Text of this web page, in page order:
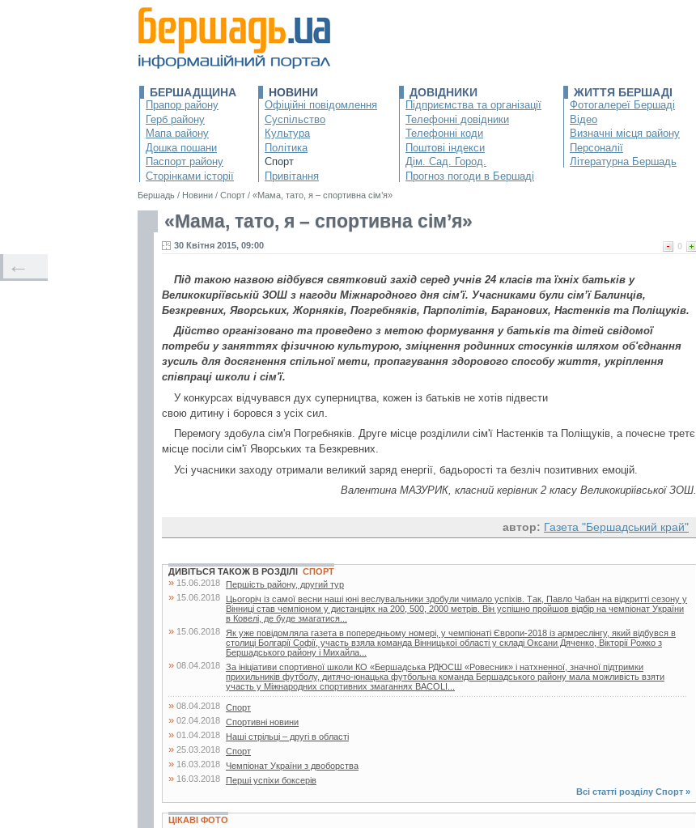
БЕРШАДЩИНА
Прапор району
Герб району
Мапа району
Дошка пошани
Паспорт району
Сторінками історії
НОВИНИ
Офіційні повідомлення
Суспільство
Культура
Політика
Спорт
Привітання
ДОВІДНИКИ
Підприємства та організації
Телефонні довідники
Телефонні коди
Поштові індекси
Дім. Сад. Город.
Прогноз погоди в Бершаді
ЖИТТЯ БЕРШАДІ
Фотогалереї Бершаді
Відео
Визначні місця району
Персоналії
Літературна Бершадь
Бершадь / Новини / Спорт / «Мама, тато, я – спортивна сім’я»
«Мама, тато, я – спортивна сім’я»
0
30 Квітня 2015, 09:00
Під такою назвою відбувся святковий захід серед учнів 24 класів та їхніх батьків у
Великокиріївській ЗОШ з нагоди Міжнародного дня сім'ї. Учасниками були сім’ї Балинців,
Безкревних, Яворських, Жорняків, Погребняків, Парполітів, Баранових, Настенків та Поліщуків.
Дійство організовано та проведено з метою формування у батьків та дітей свідомої
потреби у заняттях фізичною культурою, зміцнення родинних стосунків шляхом об'єднання
зусиль для досягнення спільної мети, пропагування здорового способу життя, укріплення
співпраці школи і сім'ї.
У конкурсах відчувався дух суперництва, кожен із батьків не хотів підвести
свою дитину і боровся з усіх сил.
Перемогу здобула сім'я Погребняків. Друге місце розділили сім'ї Настенків та Поліщуків, а почесне третє
місце посіли сім'ї Яворських та Безкревних.
Усі учасники заходу отримали великий заряд енергії, бадьорості та безліч позитивних емоцій.
Валентина МАЗУРИК, класний керівник 2 класу Великокирїівської ЗОШ.
автор: Газета "Бершадський край"
←
ДИВІТЬСЯ ТАКОЖ В РОЗДІЛІ СПОРТ
» 15.06.2018 Першість району, другий тур
» 15.06.2018
Цьогоріч із самої весни наші юні веслувальники здобули чимало успіхів. Так, Павло Чабан на відкритті сезону у
Вінниці став чемпіоном у дистанціях на 200, 500, 2000 метрів. Він успішно пройшов відбір на чемпіонат України
в Ковелі, де буде змагатися...
» 15.06.2018
Як уже повідомляла газета в попередньому номері, у чемпіонаті Європи-2018 із армреслінгу, який відбувся в
столиці Болгарії Софії, участь взяла команда Вінницької області у складі Оксани Дяченко, Вікторії Рожко з
Бершадського району і Михайла...
» 08.04.2018 За ініціативи спортивної школи КО «Бершадська РДЮСШ «Ровесник» і натхненної, значної підтримки
прихильників футболу, дитячо-юнацька футбольна команда Бершадського району мала можливість взяти
участь у Міжнародних спортивних змаганнях BACOLI...
» 08.04.2018 Спорт
» 02.04.2018 Спортивні новини
» 01.04.2018 Наші стрільці – другі в області
» 25.03.2018 Спорт
» 16.03.2018 Чемпіонат України з двоборства
» 16.03.2018
Перші успіхи боксерів
Всі статті розділу Спорт »
ЦІКАВІ ФОТО